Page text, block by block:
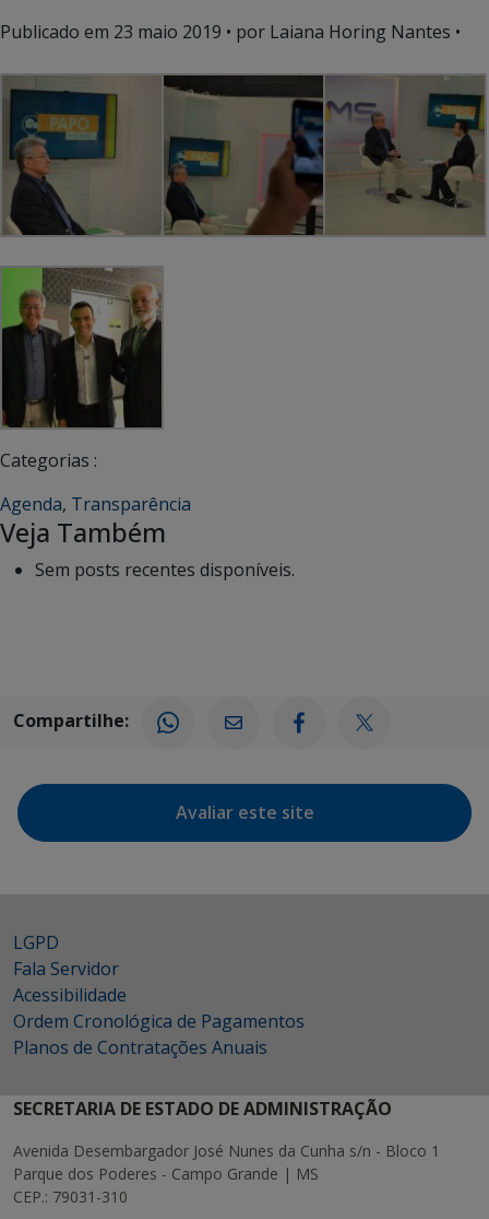
Publicado em 23 maio 2019 • por Laiana Horing Nantes •
Categorias :
Agenda, Transparência
Veja Também
Sem posts recentes disponíveis.
Compartilhe:
Avaliar este site
LGPD
Fala Servidor
Acessibilidade
Ordem Cronológica de Pagamentos
Planos de Contratações Anuais
SECRETARIA DE ESTADO DE ADMINISTRAÇÃO
Avenida Desembargador José Nunes da Cunha s/n - Bloco 1
Parque dos Poderes - Campo Grande | MS
CEP.: 79031-310